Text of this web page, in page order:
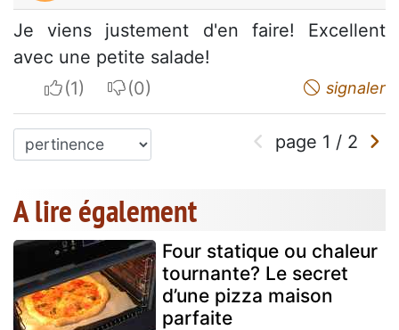
Je viens justement d'en faire! Excellent
avec une petite salade!
I apreciateI do not appreciate signaler
page 1 / 2
A lire également
Four statique ou chaleur
tournante? Le secret
d’une pizza maison
parfaite